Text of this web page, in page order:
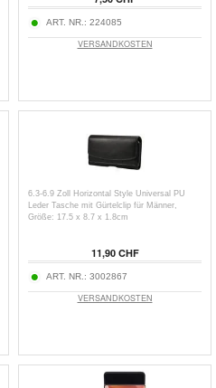
ART. NR.: 224085
VERSANDKOSTEN
6.3-6.9 Zoll Horizontal Style Universal PU
Leder Tasche mit Gürtelclip für Männer,
Größe: 17.5 x 8.7 x 1.8cm
11,90 CHF
ART. NR.: 3002867
VERSANDKOSTEN